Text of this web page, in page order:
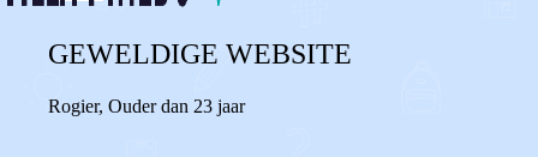
GEWELDIGE WEBSITE
Rogier, Ouder dan 23 jaar